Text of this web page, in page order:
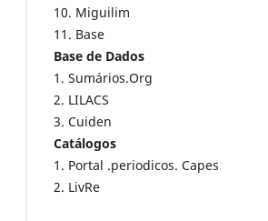
10. Miguilim
11. Base
Base de Dados
1. Sumários.Org
2. LILACS
3. Cuiden
Catálogos
1. Portal .periodicos. Capes
2. LivRe